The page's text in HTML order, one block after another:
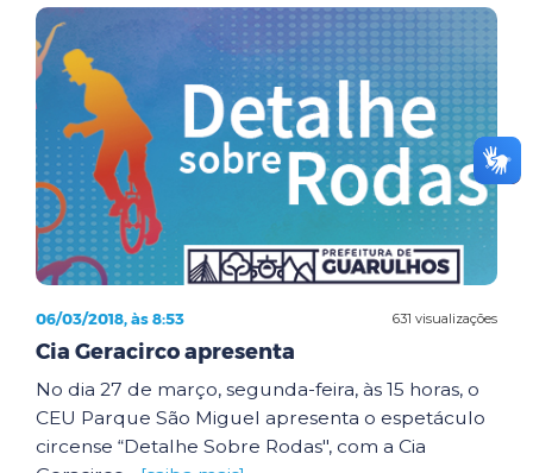
631 visualizações
06/03/2018, às 8:53
Cia Geracirco apresenta
No dia 27 de março, segunda-feira, às 15 horas, o
CEU Parque São Miguel apresenta o espetáculo
circense “Detalhe Sobre Rodas", com a Cia